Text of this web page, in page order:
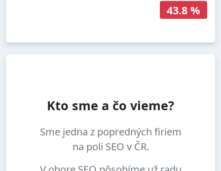
43.8 %
Kto sme a čo vieme?
Sme jedna z popredných firiem
na poli SEO v ČR.